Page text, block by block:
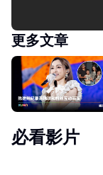
更多文章
必看影片